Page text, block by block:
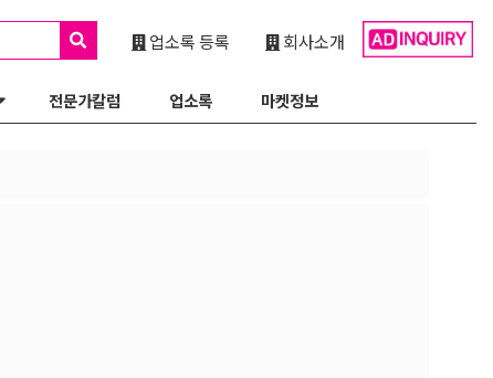
회사소개
업소록 등록
전문가칼럼 업소록 마켓정보